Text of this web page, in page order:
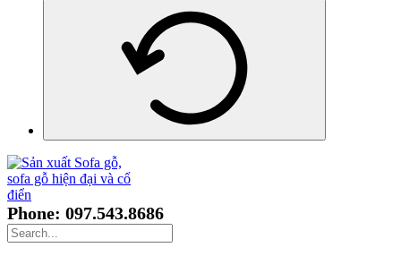
Phone: 097.543.8686